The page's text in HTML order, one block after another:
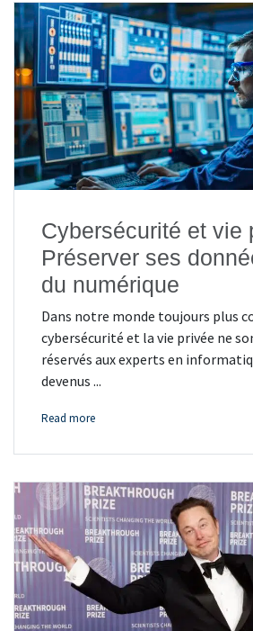
Cybersécurité et vie
Préserver ses
du numérique
Dans notre monde toujours plus
cybersécurité et la vie privée ne
réservés aux experts en
devenus ...
Read more